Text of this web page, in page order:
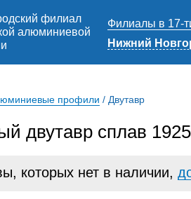
филиал
алюминиевой
Филиалы в 17-
Нижний
профили / Двутавр
двутавр сплав
которых нет в наличии,